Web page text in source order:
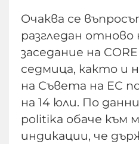
Очаква се
разгледан
заседание на
седмица, както и
на Съвета на ЕС
на 14 юли. По
politika обаче към
индикации, че